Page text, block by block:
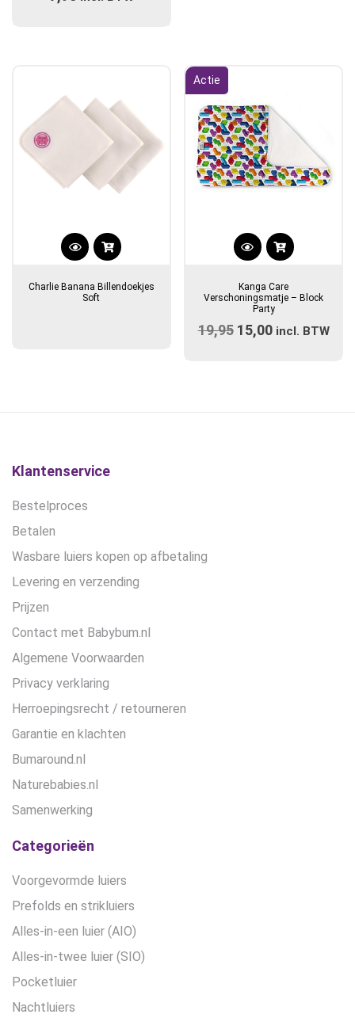
uit 5
productpagina
Charlie Banana Billendoekjes
Soft
Actie
Kanga Care
Verschoningsmatje – Block
Party
19,95 Oorspronkelijke
15,00Huidige
incl. BTW
Klantenservice
Bestelproces
Betalen
Wasbare luiers kopen op afbetaling
Levering en verzending
Prijzen
Contact met Babybum.nl
Algemene Voorwaarden
Privacy verklaring
Herroepingsrecht / retourneren
Garantie en klachten
Bumaround.nl
Naturebabies.nl
Samenwerking
Categorieën
Voorgevormde luiers
Prefolds en strikluiers
Alles-in-een luier (AIO)
Alles-in-twee luier (SIO)
Pocketluier
Nachtluiers